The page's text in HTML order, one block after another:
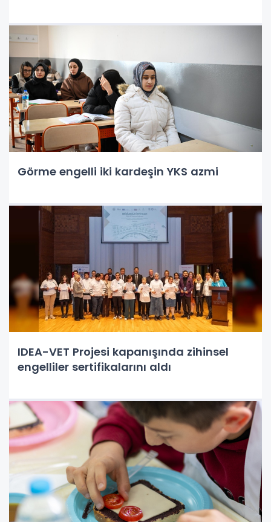
Görme engelli iki kardeşin YKS azmi
IDEA-VET Projesi kapanışında zihinsel
engelliler sertifikalarını aldı